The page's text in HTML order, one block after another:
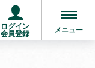
ログイン
会員登録
メニュー